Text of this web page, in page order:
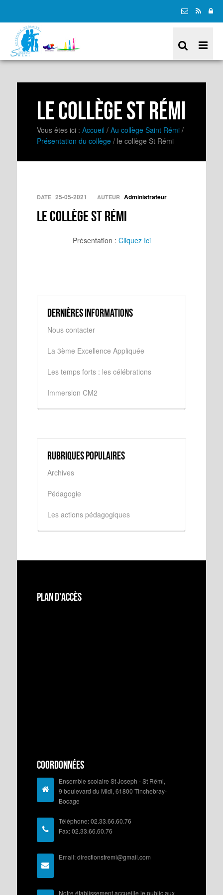
le collège St Rémi
Vous êtes ici : Accueil / Au collège Saint Rémi /
Présentation du collège / le collège St Rémi
DATE 25-05-2021 AUTEUR Administrateur
le collège St Rémi
Présentation : Cliquez Ici
Dernières informations
Nous contacter
La 3ème Excellence Appliquée
Les temps forts : les célébrations
Immersion CM2
Rubriques populaires
Archives
Pédagogie
Les actions pédagogiques
Plan d'accès
Coordonnées
Ensemble scolaire St Joseph - St Rémi,
9 boulevard du Midi, 61800 Tinchebray-
Bocage
Téléphone: 02.33.66.60.76
Fax: 02.33.66.60.76
Email: directionstremi@gmail.com
Notre établissement accueille le public aux